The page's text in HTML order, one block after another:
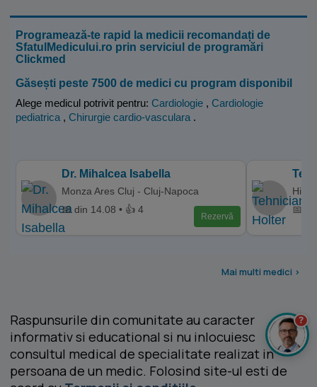
Programează-te rapid la medicii recomandați de
SfatulMedicului.ro prin serviciul de programări
Clickmed
Găsești peste 7500 de medici cu program disponibil
Alege medicul potrivit pentru: Cardiologie , Cardiologie
pediatrica , Chirurgie cardio-vasculara .
Dr. Mihalcea Isabella
Monza Ares Cluj - Cluj-Napoca
📅 din 14.08 • 👍 4
Rezervă
📅
Mai multi medici >
Raspunsurile din comunitate au caracter
informativ si educational si nu inlocuiesc
consultul medical de specialitate realizat in
persoana de un medic. Folosind site-ul esti de
?